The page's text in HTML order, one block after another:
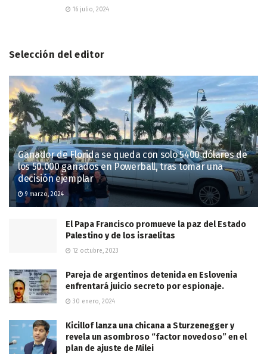
16 julio, 2024
Selección del editor
Ganador de Florida se queda con solo 5400 dólares de
los 50.000 ganados en Powerball, tras tomar una
decisión ejemplar
9 marzo, 2024
El Papa Francisco promueve la paz del Estado
Palestino y de los israelitas
12 octubre, 2023
Pareja de argentinos detenida en Eslovenia
enfrentará juicio secreto por espionaje.
30 enero, 2024
Kicillof lanza una chicana a Sturzenegger y
revela un asombroso “factor novedoso” en el
plan de ajuste de Milei